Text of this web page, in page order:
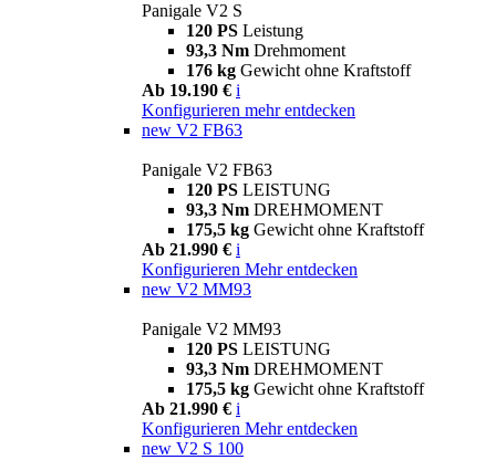
Panigale V2 S
120 PS Leistung
93,3 Nm Drehmoment
176 kg Gewicht ohne Kraftstoff
Ab 19.190 € i
Konfigurieren mehr entdecken
new V2 FB63
Panigale V2 FB63
120 PS LEISTUNG
93,3 Nm DREHMOMENT
175,5 kg Gewicht ohne Kraftstoff
Ab 21.990 € i
Konfigurieren Mehr entdecken
new V2 MM93
Panigale V2 MM93
120 PS LEISTUNG
93,3 Nm DREHMOMENT
175,5 kg Gewicht ohne Kraftstoff
Ab 21.990 € i
Konfigurieren Mehr entdecken
new V2 S 100